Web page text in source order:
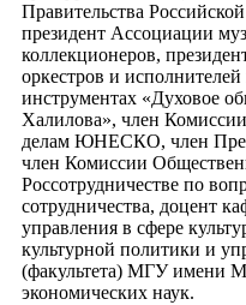
Правительства
президент Ассоциации
коллекционеров,
оркестров и
инструментах «Духовое
Халилова», член
делам ЮНЕСКО, член
член Комиссии
Россотрудничестве по
сотрудничества, доцент
управления в сфере
культурной политики и
(факультета) МГУ имени
экономических наук.